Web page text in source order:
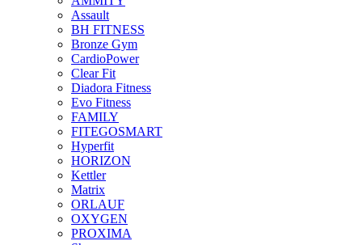
Assault
BH FITNESS
Bronze Gym
CardioPower
Clear Fit
Diadora Fitness
Evo Fitness
FAMILY
FITEGOSMART
Hyperfit
HORIZON
Kettler
Matrix
ORLAUF
OXYGEN
PROXIMA